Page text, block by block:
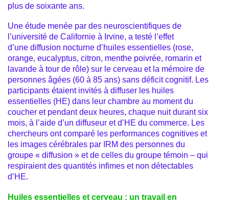
plus de soixante ans.
Une étude menée par des neuroscientifiques de
l’université de Californie à Irvine, a testé l’effet
d’une diffusion nocturne d’huiles essentielles (rose,
orange, eucalyptus, citron, menthe poivrée, romarin et
lavande à tour de rôle) sur le cerveau et la mémoire de
personnes âgées (60 à 85 ans) sans déficit cognitif. Les
participants étaient invités à diffuser les huiles
essentielles (HE) dans leur chambre au moment du
coucher et pendant deux heures, chaque nuit durant six
mois, à l’aide d’un diffuseur et d’HE du commerce. Les
chercheurs ont comparé les performances cognitives et
les images cérébrales par IRM des personnes du
groupe « diffusion » et de celles du groupe témoin – qui
respiraient des quantités infimes et non détectables
d’HE.
Huiles essentielles et cerveau : un travail en